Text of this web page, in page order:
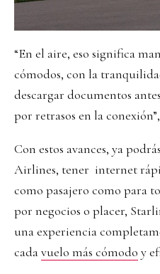
“En el aire, eso significa
cómodos, con la
descargar documentos
por retrasos en la
Con estos avances, ya
Airlines, tener internet
como pasajero como para
por negocios o placer,
una experiencia
cadavuelo más cómodo y